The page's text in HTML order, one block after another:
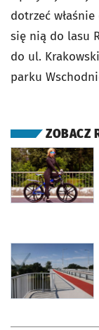
dotrzeć
się nią do lasu
do ul.
parku
ZOBACZ
otworzy się w
otworzy się w